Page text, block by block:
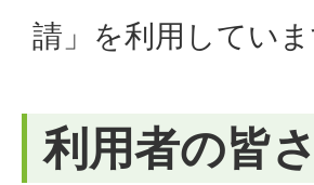
請」を利用していま
利用者の皆